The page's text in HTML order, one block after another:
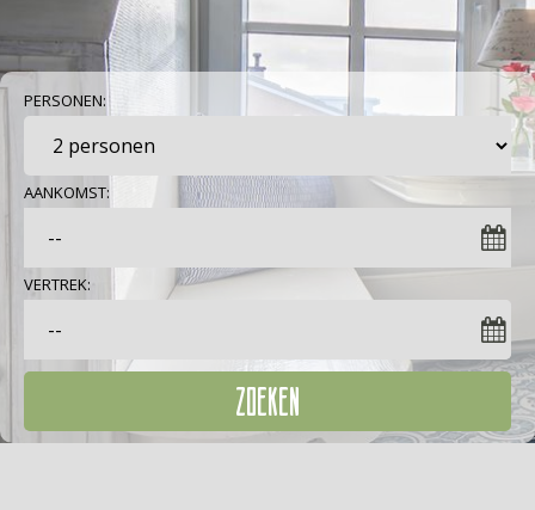
PERSONEN:
AANKOMST:
VERTREK:
ZOEKEN